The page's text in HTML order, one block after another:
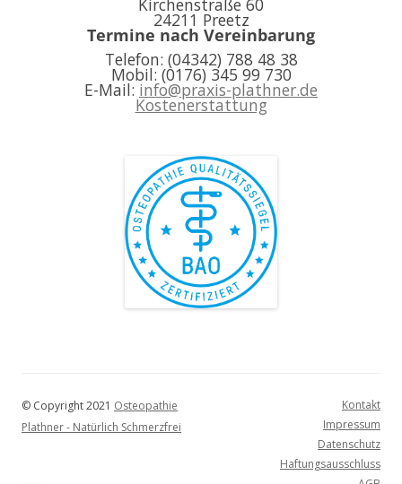
24211 Preetz
Termine nach Vereinbarung
Telefon: (04342) 788 48 38
Mobil: (0176) 345 99 730
E-Mail: info@praxis-plathner.de
Kostenerstattung
© Copyright 2021 Osteopathie
Plathner - Natürlich Schmerzfrei
Kontakt
Impressum
Datenschutz
Haftungsausschluss